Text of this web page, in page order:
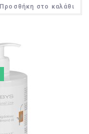
Προσθήκη στο καλάθι